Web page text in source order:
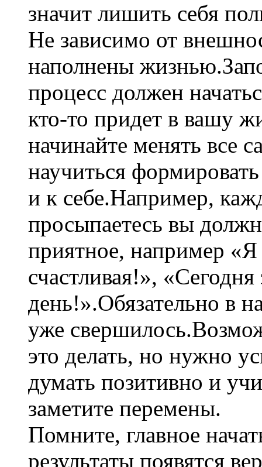
значит лишить себя
Не зависимо от
наполнены
процесс должен
кто-то придет в вашу
начинайте менять все
научиться
и к себе.Например,
просыпаетесь вы
приятное, например
счастливая!»,
день!».Обязательно в
уже
это делать, но нужно
думать позитивно и
заметите перемены.
Помните, главное
результаты появятся